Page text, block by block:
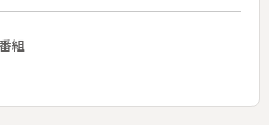
淀川の上流から下流までをパラ
ど、技術を駆使。ビワコオオナ
て撮影された。◆〈春〉：日本
マズの産卵。〈夏〉：松本さん
組